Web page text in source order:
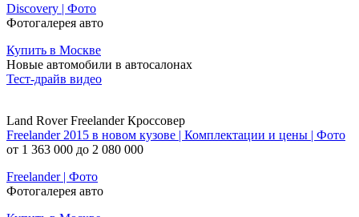
Discovery | Фото
Фотогалерея авто
Купить в Москве
Новые автомобили в автосалонах
Тест-драйв видео
Land Rover Freelander Кроссовер
Freelander 2015 в новом кузове | Комплектации и цены | Фото
от 1 363 000 до 2 080 000
Freelander | Фото
Фотогалерея авто